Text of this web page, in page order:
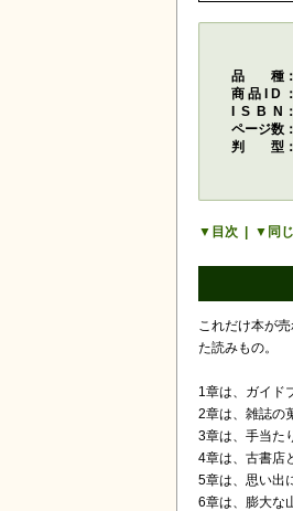
品
商品ID
ISBN
ページ数
判
目次 同
これだけ本が
た読みもの。
1章は、ガイド
2章は、雑誌の
3章は、手当た
4章は、古書店
5章は、思い出
6章は、膨大な